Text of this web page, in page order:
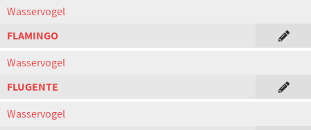
Wasservogel
FLAMINGO
Wasservogel
FLUGENTE
Wasservogel